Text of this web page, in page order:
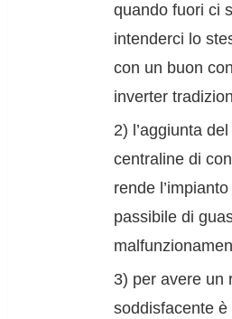
quando fuori ci
intenderci lo
con un buon
inverter
2) l’aggiunta
centraline di
rende
passibile di
3) per avere un
soddisfacente